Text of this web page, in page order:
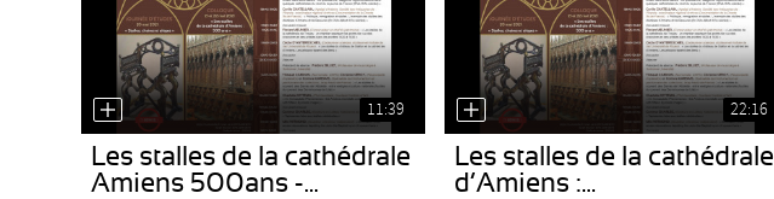
11:39
Les stalles de la cathédrale
Amiens 500ans -...
22:16
Les stalles de la cathédrale
d’Amiens :...